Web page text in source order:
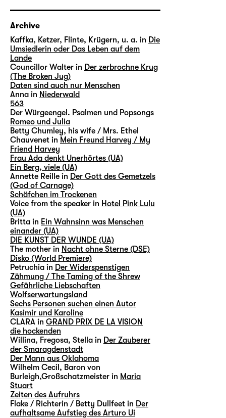
Archive
Kaffka, Ketzer, Flinte, Krügern, u. a. in Die
Umsiedlerin oder Das Leben auf dem
Lande
Councillor Walter in Der zerbrochne Krug
(The Broken Jug)
Daten sind auch nur Menschen
Anna in Niederwald
563
Der Würgeengel. Psalmen und Popsongs
Romeo und Julia
Betty Chumley, his wife / Mrs. Ethel
Chauvenet in Mein Freund Harvey / My
Friend Harvey
Frau Ada denkt Unerhörtes (UA)
Ein Berg, viele (UA)
Annette Reille in Der Gott des Gemetzels
(God of Carnage)
Schäfchen im Trockenen
Voice from the speaker in Hotel Pink Lulu
(UA)
Britta in Ein Wahnsinn was Menschen
einander (UA)
DIE KUNST DER WUNDE (UA)
The mother in Nacht ohne Sterne (DSE)
Disko (World Premiere)
Petruchia in Der Widerspenstigen
Zähmung / The Taming of the Shrew
Gefährliche Liebschaften
Wolfserwartungsland
Sechs Personen suchen einen Autor
Kasimir und Karoline
CLARA in GRAND PRIX DE LA VISION
die hockenden
Willina, Fregosa, Stella in Der Zauberer
der Smaragdenstadt
Der Mann aus Oklahoma
Wilhelm Cecil, Baron von
Burleigh,Großschatzmeister in Maria
Stuart
Zeiten des Aufruhrs
Flake / Richterin / Betty Dullfeet in Der
aufhaltsame Aufstieg des Arturo Ui